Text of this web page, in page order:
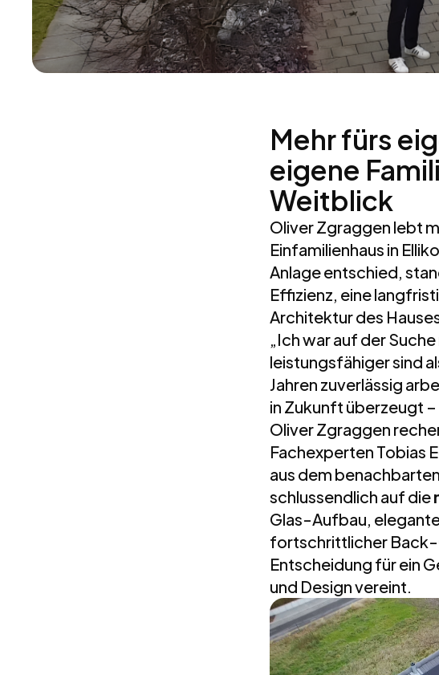
Mehr fürs
eigene
Weitblick
Oliver Zgraggen lebt
Einfamilienhaus in
Anlage entschied,
Effizienz, eine
Architektur des
„Ich war auf der
leistungsfähiger sind
Jahren zuverlässig
in Zukunft überzeugt –
Oliver Zgraggen
Fachexperten Tobias
aus dem
schlussendlich auf die
Glas-Aufbau,
fortschrittlicher
Entscheidung für ein
und Design vereint.